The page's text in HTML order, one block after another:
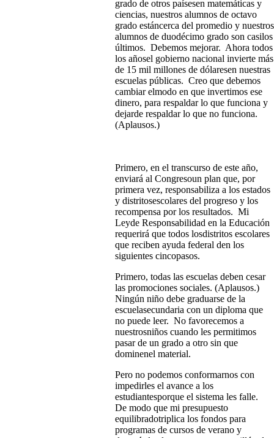
grado de otros paísesen matemáticas y
ciencias, nuestros alumnos de octavo
grado estáncerca del promedio y nuestros
alumnos de duodécimo grado son casilos
últimos. Debemos mejorar. Ahora todos
los añosel gobierno nacional invierte más
de 15 mil millones de dólaresen nuestras
escuelas públicas. Creo que debemos
cambiar elmodo en que invertimos ese
dinero, para respaldar lo que funciona y
dejarde respaldar lo que no funciona.
(Aplausos.)
Primero, en el transcurso de este año,
enviará al Congresoun plan que, por
primera vez, responsabiliza a los estados
y distritosescolares del progreso y los
recompensa por los resultados. Mi
Leyde Responsabilidad en la Educación
requerirá que todos losdistritos escolares
que reciben ayuda federal den los
siguientes cincopasos.
Primero, todas las escuelas deben cesar
las promociones sociales. (Aplausos.)
Ningún niño debe graduarse de la
escuelasecundaria con un diploma que
no puede leer. No favorecemos a
nuestrosniños cuando les permitimos
pasar de un grado a otro sin que
dominenel material.
Pero no podemos conformarnos con
impedirles el avance a los
estudiantesporque el sistema les falle.
De modo que mi presupuesto
equilibradotriplica los fondos para
programas de cursos de verano y